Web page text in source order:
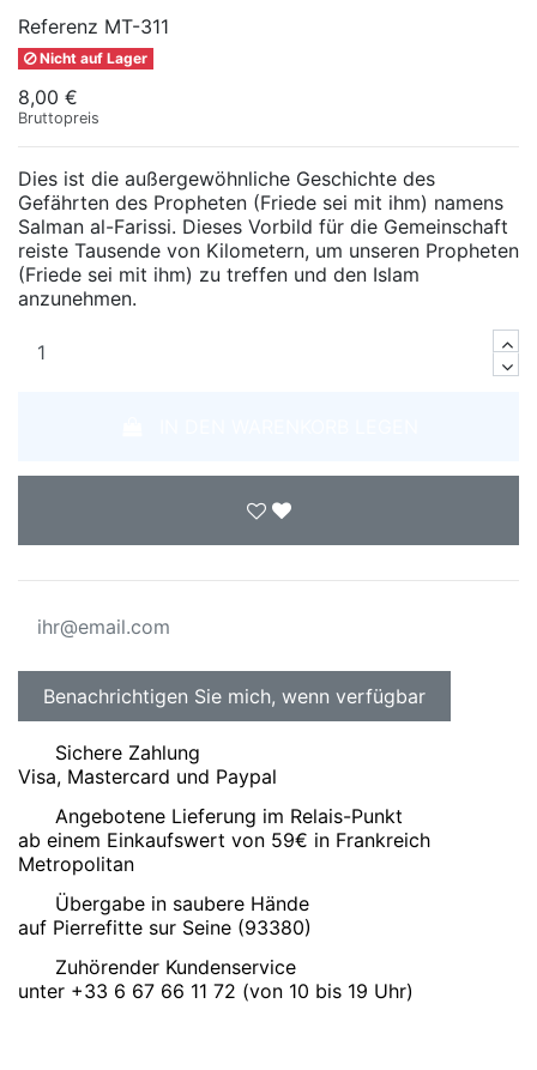
Referenz MT-311
Nicht auf Lager
8,00 €
Bruttopreis
Dies ist die außergewöhnliche Geschichte des
Gefährten des Propheten (Friede sei mit ihm) namens
Salman al-Farissi. Dieses Vorbild für die Gemeinschaft
reiste Tausende von Kilometern, um unseren Propheten
(Friede sei mit ihm) zu treffen und den Islam
anzunehmen.
Sichere Zahlung
Visa, Mastercard und Paypal
Angebotene Lieferung im Relais-Punkt
ab einem Einkaufswert von 59€ in Frankreich
Metropolitan
Übergabe in saubere Hände
auf Pierrefitte sur Seine (93380)
Zuhörender Kundenservice
unter +33 6 67 66 11 72 (von 10 bis 19 Uhr)